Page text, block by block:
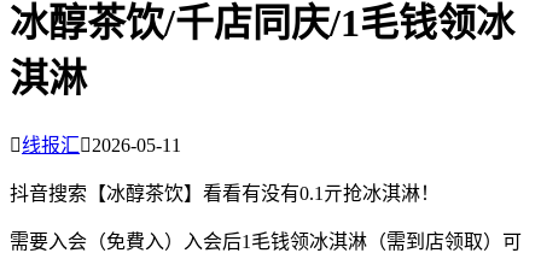
冰醇茶饮/千店同庆/1毛钱领冰
淇淋
线报汇2026-05-11
抖音搜索【冰醇茶饮】看看有没有0.1亓抢冰淇淋！
需要入会（免費入）入会后1毛钱领冰淇淋（需到店领取）可